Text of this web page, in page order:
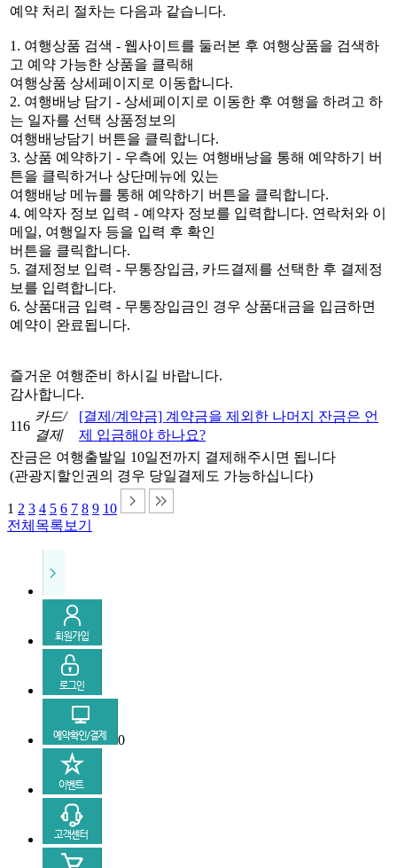
예약 처리 절차는 다음과 같습니다.
1. 여행상품 검색 - 웹사이트를 둘러본 후 여행상품을 검색하
고 예약 가능한 상품을 클릭해
여행상품 상세페이지로 이동합니다.
2. 여행배낭 담기 - 상세페이지로 이동한 후 여행을 하려고 하
는 일자를 선택 상품정보의
여행배낭담기 버튼을 클릭합니다.
3. 상품 예약하기 - 우측에 있는 여행배낭을 통해 예약하기 버
튼을 클릭하거나 상단메뉴에 있는
여행배낭 메뉴를 통해 예약하기 버튼을 클릭합니다.
4. 예약자 정보 입력 - 예약자 정보를 입력합니다. 연락처와 이
메일, 여행일자 등을 입력 후 확인
버튼을 클릭합니다.
5. 결제정보 입력 - 무통장입금, 카드결제를 선택한 후 결제정
보를 입력합니다.
6. 상품대금 입력 - 무통장입금인 경우 상품대금을 입금하면
예약이 완료됩니다.
즐거운 여행준비 하시길 바랍니다.
감사합니다.
116
카드/
결제
[결제/계약금] 계약금을 제외한 나머지 잔금은 언
제 입금해야 하나요?
잔금은 여행출발일 10일전까지 결제해주시면 됩니다
(관광지할인권의 경우 당일결제도 가능하십니다)
1 2 3 4 5 6 7 8 9 10
전체목록보기
0